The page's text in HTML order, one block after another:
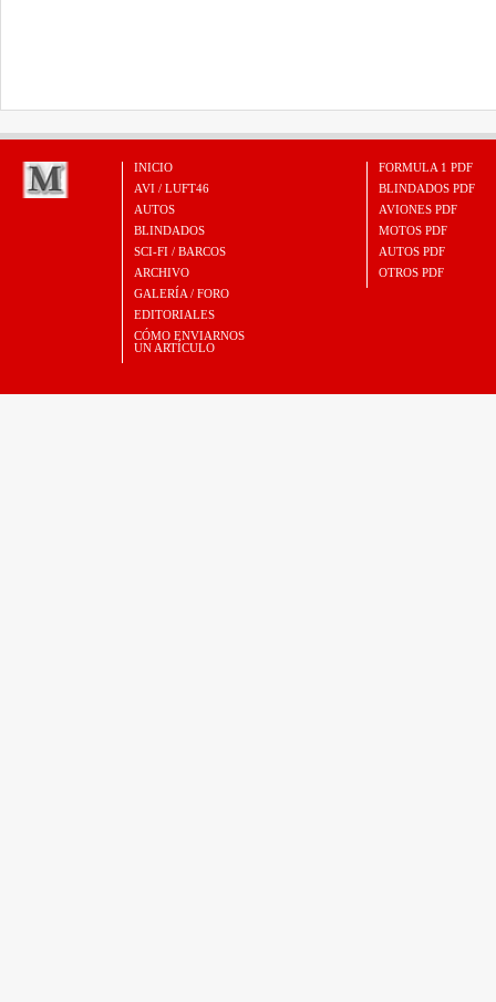
INICIO
AVI / LUFT46
AUTOS
BLINDADOS
SCI-FI / BARCOS
ARCHIVO
GALERÍA / FORO
EDITORIALES
CÓMO ENVIARNOS
UN ARTÍCULO
FORMULA 1 PDF
BLINDADOS PDF
AVIONES PDF
MOTOS PDF
AUTOS PDF
OTROS PDF